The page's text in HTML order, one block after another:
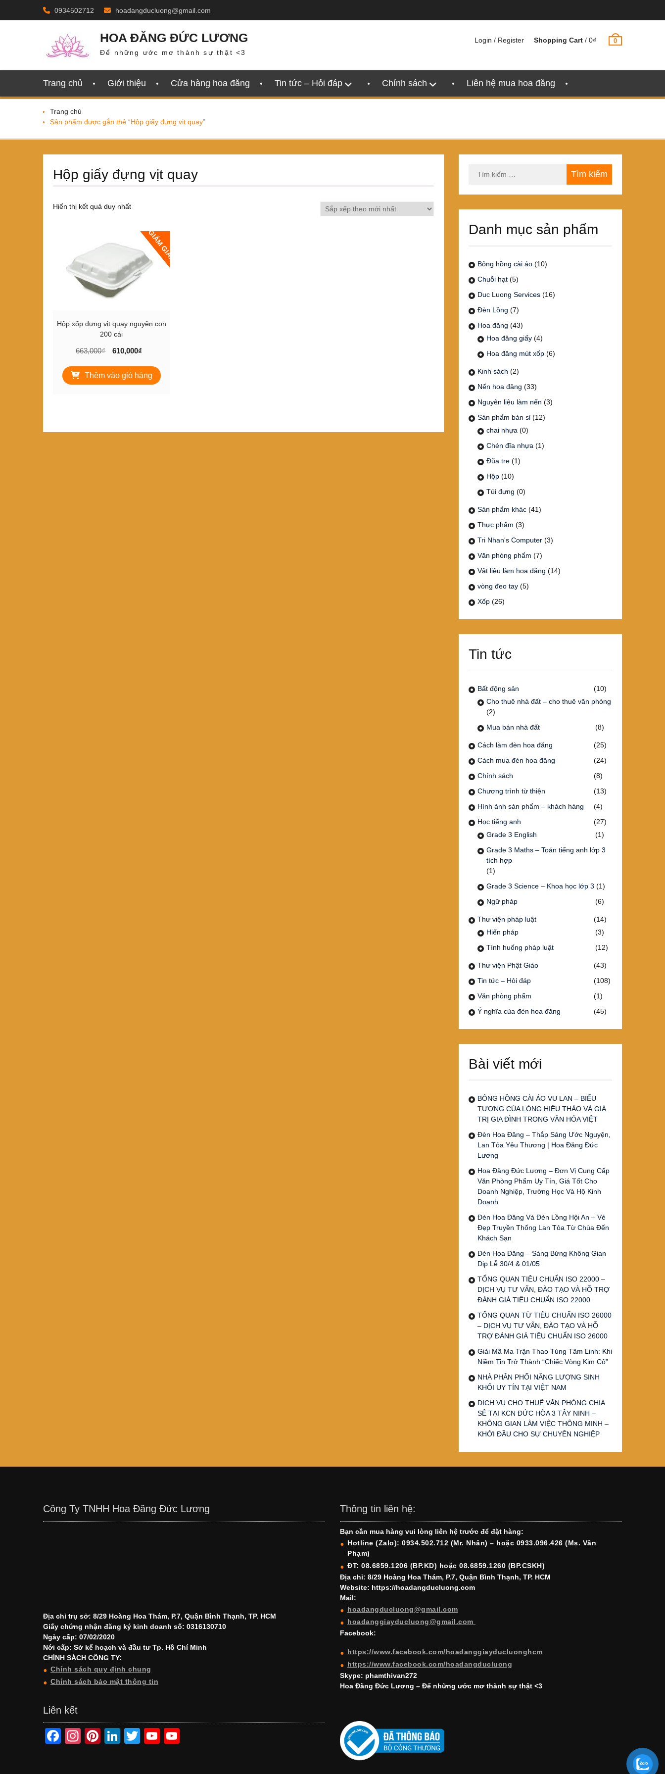
0934502712 hoadangducluong@gmail.com
HOA ĐĂNG ĐỨC LƯƠNG
Để những ước mơ thành sự thật <3
Login / Register Shopping Cart / 0₫ 0
Trang chủ Giới thiệu Cửa hàng hoa đăng Tin tức – Hỏi đáp Chính sách Liên hệ mua hoa đăng
Trang chủ
Sản phẩm được gắn thẻ “Hộp giấy đựng vịt quay”
Hộp giấy đựng vịt quay
Hiển thị kết quả duy nhất
GIẢM GIÁ!
Hộp xốp đựng vịt quay nguyên con
200 cái
663,000₫
Giá
là:
663,000₫.
610,000₫
tại
là:
Thêm vào giỏ hàng
kiếm
Danh mục sản phẩm
Bông hồng cài áo (10)
Chuỗi hạt (5)
Duc Luong Services (16)
Đèn Lồng (7)
Hoa đăng (43)
Hoa đăng giấy (4)
Hoa đăng mút xốp (6)
Kinh sách (2)
Nến hoa đăng (33)
Nguyên liệu làm nến (3)
Sản phẩm bán sỉ (12)
chai nhựa (0)
Chén đĩa nhựa (1)
Đũa tre (1)
Hộp (10)
Túi đựng (0)
Sản phẩm khác (41)
Thực phẩm (3)
Tri Nhan's Computer (3)
Văn phòng phẩm (7)
Vật liệu làm hoa đăng (14)
vòng đeo tay (5)
Xốp (26)
Tin tức
Bất động sản
(10)
Cho thuê nhà đất – cho thuê văn phòng
(2)
Mua bán nhà đất
(8)
Cách làm đèn hoa đăng
(25)
Cách mua đèn hoa đăng
(24)
Chính sách
(8)
Chương trình từ thiện
(13)
Hình ảnh sản phẩm – khách hàng
(4)
Học tiếng anh
(27)
Grade 3 English
(1)
Grade 3 Maths – Toán tiếng anh lớp 3
tích hợp
(1)
Grade 3 Science – Khoa học lớp 3 (1)
Ngữ pháp
(6)
Thư viện pháp luật
(14)
Hiến pháp
(3)
Tình huống pháp luật
(12)
Thư viện Phật Giáo
(43)
Tin tức – Hỏi đáp
(108)
Văn phòng phẩm
(1)
Ý nghĩa của đèn hoa đăng
(45)
Bài viết mới
BÔNG HỒNG CÀI ÁO VU LAN – BIỂU
TƯỢNG CỦA LÒNG HIẾU THẢO VÀ GIÁ
TRỊ GIA ĐÌNH TRONG VĂN HÓA VIỆT
Đèn Hoa Đăng – Thắp Sáng Ước Nguyện,
Lan Tỏa Yêu Thương | Hoa Đăng Đức
Lương
Hoa Đăng Đức Lương – Đơn Vị Cung Cấp
Văn Phòng Phẩm Uy Tín, Giá Tốt Cho
Doanh Nghiệp, Trường Học Và Hộ Kinh
Doanh
Đèn Hoa Đăng Và Đèn Lồng Hội An – Vẻ
Đẹp Truyền Thống Lan Tỏa Từ Chùa Đến
Khách Sạn
Đèn Hoa Đăng – Sáng Bừng Không Gian
Dịp Lễ 30/4 & 01/05
TỔNG QUAN TIÊU CHUẨN ISO 22000 –
DỊCH VỤ TƯ VẤN, ĐÀO TẠO VÀ HỖ TRỢ
ĐÁNH GIÁ TIÊU CHUẨN ISO 22000
TỔNG QUAN TỪ TIÊU CHUẨN ISO 26000
– DỊCH VỤ TƯ VẤN, ĐÀO TẠO VÀ HỖ
TRỢ ĐÁNH GIÁ TIÊU CHUẨN ISO 26000
Giải Mã Ma Trận Thao Túng Tâm Linh: Khi
Niềm Tin Trở Thành “Chiếc Vòng Kim Cô”
NHÀ PHÂN PHỐI NĂNG LƯỢNG SINH
KHỐI UY TÍN TẠI VIỆT NAM
DỊCH VỤ CHO THUÊ VĂN PHÒNG CHIA
SẺ TẠI KCN ĐỨC HÒA 3 TÂY NINH –
KHÔNG GIAN LÀM VIỆC THÔNG MINH –
KHỞI ĐẦU CHO SỰ CHUYÊN NGHIỆP
Công Ty TNHH Hoa Đăng Đức Lương
Địa chỉ trụ sở: 8/29 Hoàng Hoa Thám, P.7, Quận Bình Thạnh, TP. HCM
Giấy chứng nhận đăng ký kinh doanh số: 0316130710
Ngày cấp: 07/02/2020
Nới cấp: Sở kế hoạch và đầu tư Tp. Hồ Chí Minh
CHÍNH SÁCH CÔNG TY:
Chính sách quy định chung
Chính sách bảo mật thông tin
Liên kết
F
In
Pi
Li
T
Y
Thông tin liên hệ:
Bạn cần mua hàng vui lòng liên hệ trước để đặt hàng:
Hotline (Zalo): 0934.502.712 (Mr. Nhân) – hoặc 0933.096.426 (Ms. Vân
Phạm)
ĐT: 08.6859.1206 (BP.KD) hoặc 08.6859.1260 (BP.CSKH)
Địa chỉ: 8/29 Hoàng Hoa Thám, P.7, Quận Bình Thạnh, TP. HCM
Website: https://hoadangducluong.com
Mail:
hoadangducluong@gmail.com
hoadanggiayducluong@gmail.com
Facebook:
https://www.facebook.com/hoadanggiayducluonghcm
https://www.facebook.com/hoadangducluong
Skype: phamthivan272
Hoa Đăng Đức Lương – Để những ước mơ thành sự thật <3